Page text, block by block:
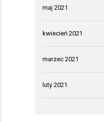
maj 2021
kwiecień 2021
marzec 2021
luty 2021